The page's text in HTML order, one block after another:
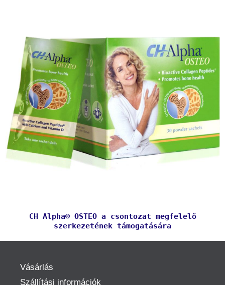
CH Alpha® OSTEO a csontozat megfelelő
szerkezetének támogatására
Vásárlás
Szállítási információk